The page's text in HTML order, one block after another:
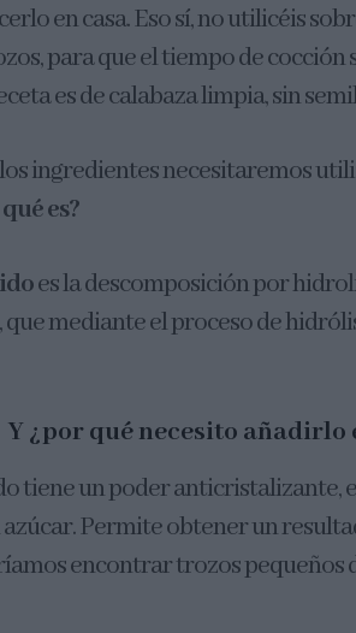
en casa. Eso sí, no utilicéis
para que el tiempo de cocción
es de calabaza limpia, sin
ingredientes necesitaremos
es?
es la descomposición por
mediante el proceso de
Y ¿por qué necesito añadirlo
tiene un poder anticristalizante,
Permite obtener un
encontrar trozos pequeños